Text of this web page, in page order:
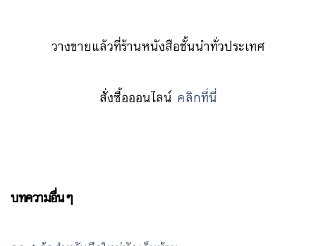
วางขายแล้วที่ร้านหนังสือชั้นนำทั่วประเทศ
สั่งซื้อออนไลน์ คลิกที่นี่
บทความอื่นๆ